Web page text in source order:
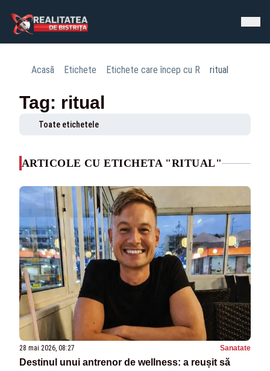
Acasă Etichete Etichete care încep cu R ritual
Tag: ritual
Toate etichetele
ARTICOLE CU ETICHETA "RITUAL"
28 mai 2026, 08:27 Sanatate
Destinul unui antrenor de wellness: a reușit să